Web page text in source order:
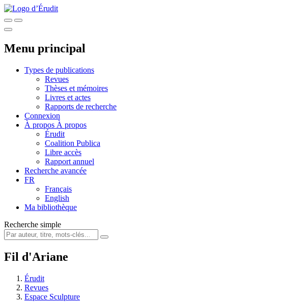
Menu principal
Types de publications
Revues
Thèses et mémoires
Livres et actes
Rapports de recherche
Connexion
À propos À propos
Érudit
Coalition Publica
Libre accès
Rapport annuel
Recherche avancée
FR
Français
English
Ma bibliothèque
Recherche simple
Fil d'Ariane
Érudit
Revues
Espace Sculpture